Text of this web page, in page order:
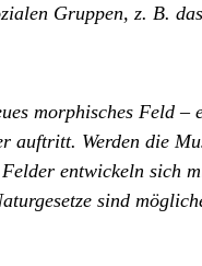
Gruppen, z. B.
morphisches Feld
auftritt. Werden die
entwickeln
sind